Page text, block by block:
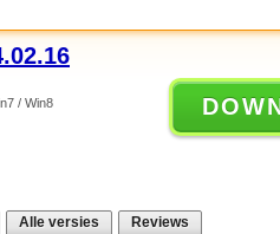
/ Win8
Alle versies Reviews